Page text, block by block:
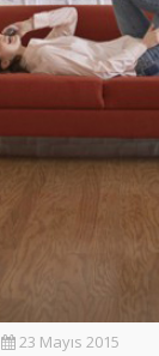
23 Mayıs 2015